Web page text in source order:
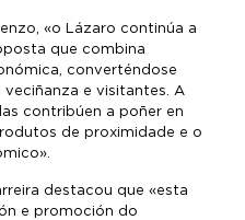
«o Lázaro continúa a
que combina
converténdose
e visitantes. A
contribúen a poñer en
de proximidade e o
destacou que «esta
e promoción do